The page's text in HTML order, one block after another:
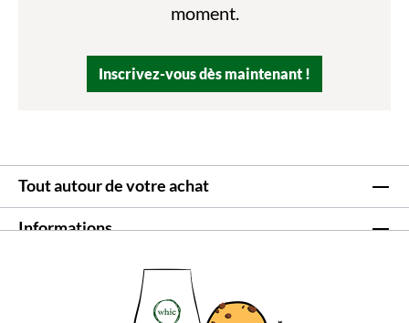
moment.
Inscrivez-vous dès maintenant !
Tout autour de votre achat
Informations
Service à la clientèle